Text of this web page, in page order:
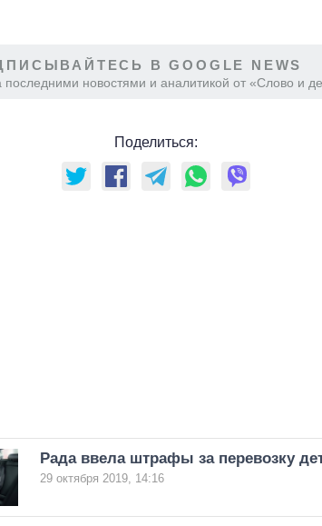
В GOOGLE NEWS
последними новостями и аналитикой от «Слово и
Поделиться:
Рада ввела штрафы за перевозку
29 октября 2019, 14:16